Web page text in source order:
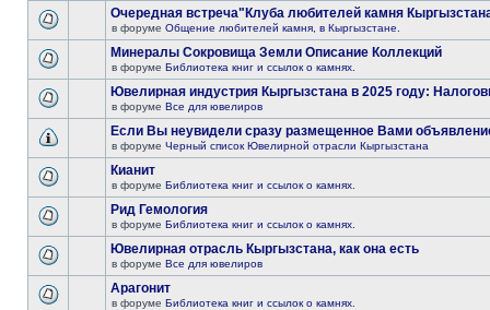
Очередная встреча"Клуба любителей камня
в форуме Общение любителей камня, в Кыргызстане.
Минералы Сокровища Земли Описание Коллекций
в форуме Библиотека книг и ссылок о камнях.
Ювелирная индустрия Кыргызстана в 2025 году:
в форуме Все для ювелиров
Если Вы неувидели сразу размещенное Вами
в форуме Черный список Ювелирной отрасли Кыргызстана
Кианит
в форуме Библиотека книг и ссылок о камнях.
Рид Гемология
в форуме Библиотека книг и ссылок о камнях.
Ювелирная отрасль Кыргызстана, как она есть
в форуме Все для ювелиров
Арагонит
в форуме Библиотека книг и ссылок о камнях.